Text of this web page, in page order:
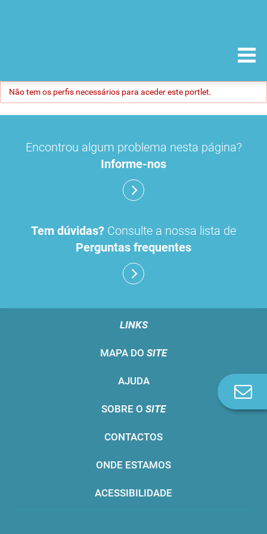
Não tem os perfis necessários para aceder este portlet.
Encontrou algum problema nesta página?
Informe-nos
Tem dúvidas? Consulte a nossa lista de
Perguntas frequentes
LINKS
MAPA DO SITE
AJUDA
SOBRE O SITE
CONTACTOS
ONDE ESTAMOS
ACESSIBILIDADE